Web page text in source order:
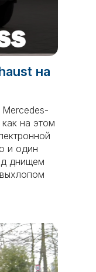
на
на этом
и один
днищем